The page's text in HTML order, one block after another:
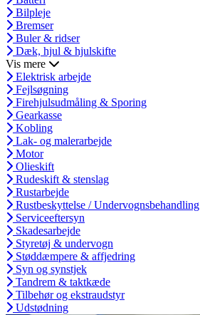
Bilpleje
Bremser
Buler & ridser
Dæk, hjul & hjulskifte
Vis mere
Elektrisk arbejde
Fejlsøgning
Firehjulsudmåling & Sporing
Gearkasse
Kobling
Lak- og malerarbejde
Motor
Olieskift
Rudeskift & stenslag
Rustarbejde
Rustbeskyttelse / Undervognsbehandling
Serviceeftersyn
Skadesarbejde
Styretøj & undervogn
Støddæmpere & affjedring
Syn og synstjek
Tandrem & taktkæde
Tilbehør og ekstraudstyr
Udstødning